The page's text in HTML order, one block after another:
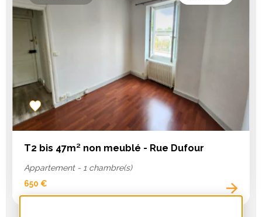
Add
to
favorites
T2 bis 47m² non meublé - Rue Dufour
Appartement - 1 chambre(s)
650 €